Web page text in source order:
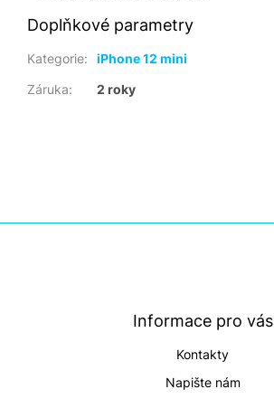
Doplňkové parametry
Kategorie:
iPhone 12 mini
Záruka: 2 roky
Informace pro vás
Kontakty
Napište nám